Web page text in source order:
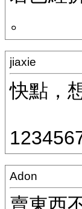
。
jiaxie
快點，
Adon